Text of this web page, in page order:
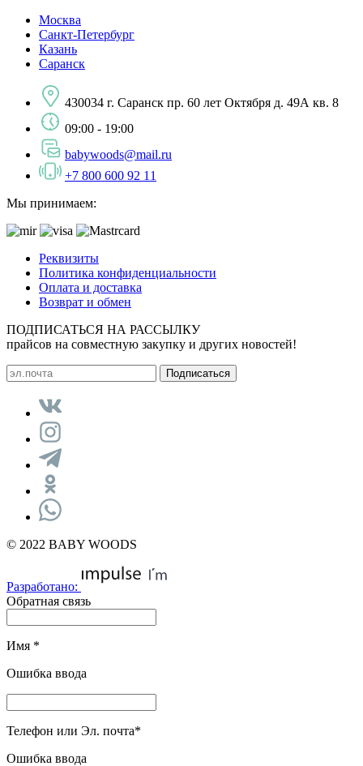
Москва
Санкт-Петербург
Казань
Саранск
430034 г. Саранск пр. 60 лет Октября д. 49А кв. 8
09:00 - 19:00
babywoods@mail.ru
+7 800 600 92 11
Мы принимаем:
Реквизиты
Политика конфиденциальности
Оплата и доставка
Возврат и обмен
ПОДПИСАТЬСЯ НА РАССЫЛКУ
прайсов на совместную закупку и других новостей!
© 2022 BABY WOODS
Разработано:
Обратная связь
Имя *
Ошибка ввода
Телефон или Эл. почта*
Ошибка ввода